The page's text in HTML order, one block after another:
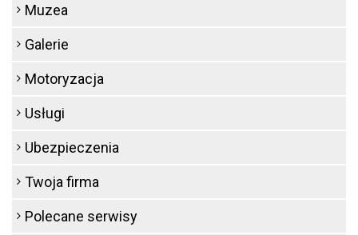
Muzea
Galerie
Motoryzacja
Usługi
Ubezpieczenia
Twoja firma
Polecane serwisy